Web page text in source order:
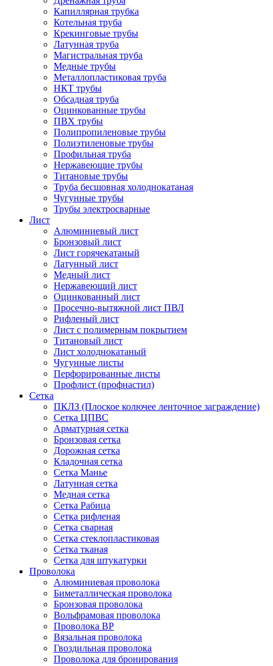
Капиллярная трубка
Котельная труба
Крекинговые трубы
Латунная труба
Магистральная труба
Медные трубы
Металлопластиковая труба
НКТ трубы
Обсадная труба
Оцинкованные трубы
ПВХ трубы
Полипропиленовые трубы
Полиэтиленовые трубы
Профильная труба
Нержавеющие трубы
Титановые трубы
Труба бесшовная холоднокатаная
Чугунные трубы
Трубы электросварные
Лист
Алюминиевый лист
Бронзовый лист
Лист горячекатаный
Латунный лист
Медный лист
Нержавеющий лист
Оцинкованный лист
Просечно-вытяжной лист ПВЛ
Рифленый лист
Лист с полимерным покрытием
Титановый лист
Лист холоднокатаный
Чугунные листы
Перфорированные листы
Профлист (профнастил)
Сетка
ПКЛЗ (Плоское колючее ленточное заграждение)
Сетка ЦПВС
Арматурная сетка
Бронзовая сетка
Дорожная сетка
Кладочная сетка
Сетка Манье
Латунная сетка
Медная сетка
Сетка Рабица
Сетка рифленая
Сетка сварная
Сетка стеклопластиковая
Сетка тканая
Сетка для штукатурки
Проволока
Алюминиевая проволока
Биметаллическая проволока
Бронзовая проволока
Вольфрамовая проволока
Проволока ВР
Вязальная проволока
Гвоздильная проволока
Проволока для бронирования